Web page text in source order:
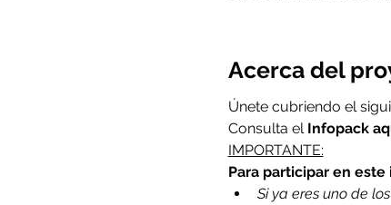
Acerca del
Únete cubriendo el
Consulta el Infopack
IMPORTANTE:
Para participar en
Si ya eres uno de